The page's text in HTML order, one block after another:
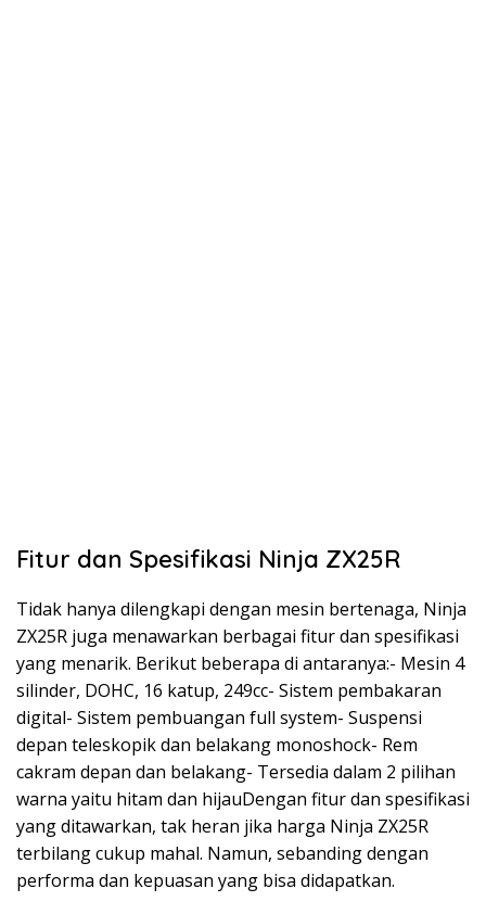
Fitur dan Spesifikasi Ninja ZX25R
Tidak hanya dilengkapi dengan mesin bertenaga, Ninja
ZX25R juga menawarkan berbagai fitur dan spesifikasi
yang menarik. Berikut beberapa di antaranya:- Mesin 4
silinder, DOHC, 16 katup, 249cc- Sistem pembakaran
digital- Sistem pembuangan full system- Suspensi
depan teleskopik dan belakang monoshock- Rem
cakram depan dan belakang- Tersedia dalam 2 pilihan
warna yaitu hitam dan hijauDengan fitur dan spesifikasi
yang ditawarkan, tak heran jika harga Ninja ZX25R
terbilang cukup mahal. Namun, sebanding dengan
performa dan kepuasan yang bisa didapatkan.